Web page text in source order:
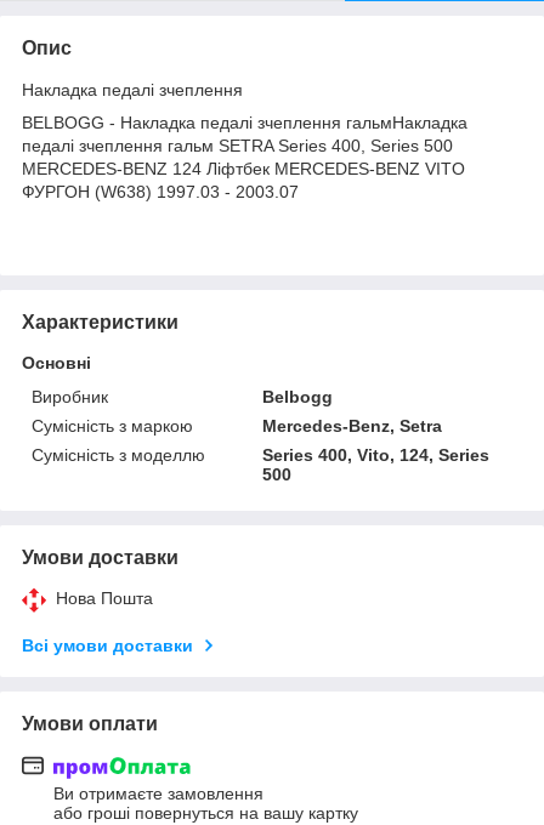
Опис
Накладка педалі зчеплення
BELBOGG - Накладка педалі зчеплення гальмНакладка
педалі зчеплення гальм SETRA Series 400, Series 500
MERCEDES-BENZ 124 Ліфтбек MERCEDES-BENZ VITO
ФУРГОН (W638) 1997.03 - 2003.07
Характеристики
Основні
Виробник
Belbogg
Сумісність з маркою
Mercedes-Benz, Setra
Сумісність з моделлю
Series 400, Vito, 124, Series
500
Умови доставки
Нова Пошта
Всі умови доставки
Умови оплати
Ви отримаєте замовлення
або гроші повернуться на вашу картку